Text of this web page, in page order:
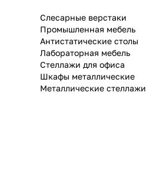
Слесарные верстаки
Промышленная мебель
Антистатические столы
Лабораторная мебель
Стеллажи для офиса
Шкафы металлические
Металлические стеллажи